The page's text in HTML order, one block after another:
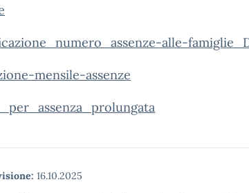
alle-
mensile-assenze
16.10.2025